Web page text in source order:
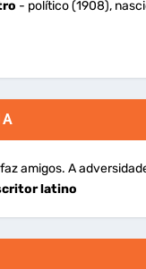
- político (1908),
amigos. A
latino